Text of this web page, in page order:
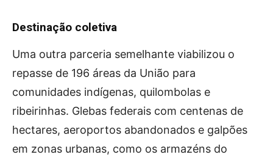
Destinação coletiva
Uma outra parceria semelhante viabilizou o
repasse de 196 áreas da União para
comunidades indígenas, quilombolas e
ribeirinhas. Glebas federais com centenas de
hectares, aeroportos abandonados e galpões
em zonas urbanas, como os armazéns do